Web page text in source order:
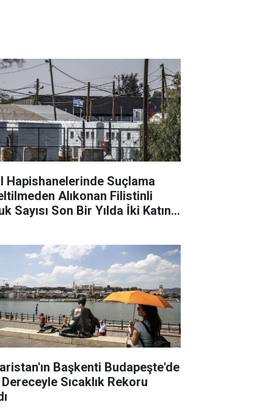
Hapishanelerinde Suçlama
Alıkonan Filistinli
Sayısı Son Bir Yılda İki Katına
Başkenti Budapeşte'de
Sıcaklık Rekoru